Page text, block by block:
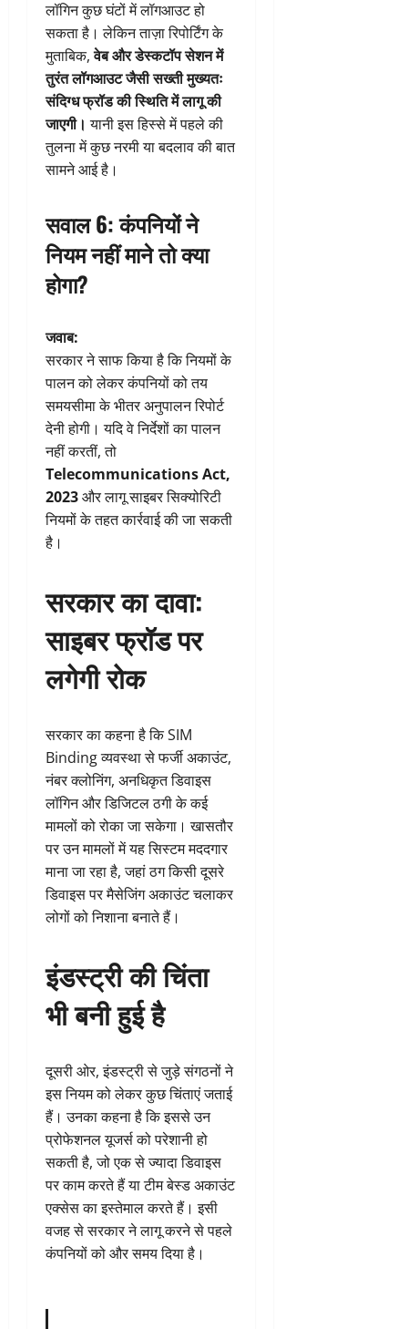
लॉगिन कुछ घंटों में लॉगआउट हो
सकता है। लेकिन ताज़ा रिपोर्टिंग के
मुताबिक,वेब और डेस्कटॉप सेशन में
तुरंत लॉगआउट जैसी सख्ती मुख्यतः
संदिग्ध फ्रॉड की स्थिति में लागू की
जाएगी। यानी इस हिस्से में पहले की
तुलना में कुछ नरमी या बदलाव की बात
सामने आई है।
सवाल 6: कंपनियों ने
नियम नहीं माने तो क्या
होगा?
जवाब:
सरकार ने साफ किया है कि नियमों के
पालन को लेकर कंपनियों को तय
समयसीमा के भीतर अनुपालन रिपोर्ट
देनी होगी। यदि वे निर्देशों का पालन
नहीं करतीं, तो
Telecommunications Act,
2023और लागू साइबर सिक्योरिटी
नियमों के तहत कार्रवाई की जा सकती
है।
सरकार का दावा:
साइबर फ्रॉड पर
लगेगी रोक
सरकार का कहना है कि SIM
Binding व्यवस्था से फर्जी अकाउंट,
नंबर क्लोनिंग, अनधिकृत डिवाइस
लॉगिन और डिजिटल ठगी के कई
मामलों को रोका जा सकेगा। खासतौर
पर उन मामलों में यह सिस्टम मददगार
माना जा रहा है, जहां ठग किसी दूसरे
डिवाइस पर मैसेजिंग अकाउंट चलाकर
लोगों को निशाना बनाते हैं।
इंडस्ट्री की चिंता
भी बनी हुई है
दूसरी ओर, इंडस्ट्री से जुड़े संगठनों ने
इस नियम को लेकर कुछ चिंताएं जताई
हैं। उनका कहना है कि इससे उन
प्रोफेशनल यूजर्स को परेशानी हो
सकती है, जो एक से ज्यादा डिवाइस
पर काम करते हैं या टीम बेस्ड अकाउंट
एक्सेस का इस्तेमाल करते हैं। इसी
वजह से सरकार ने लागू करने से पहले
कंपनियों को और समय दिया है।